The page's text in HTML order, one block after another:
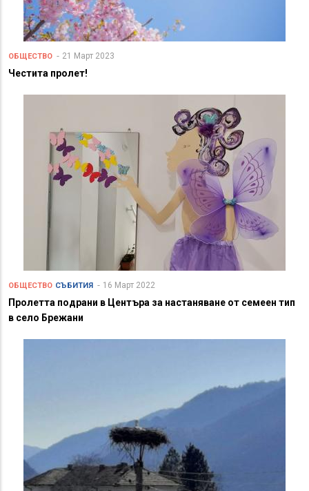
ОБЩЕСТВО 21 Март 2023
Честита пролет!
ОБЩЕСТВО СЪБИТИЯ 16 Март 2022
Пролетта подрани в Центъра за настаняване от семеен тип
в село Брежани